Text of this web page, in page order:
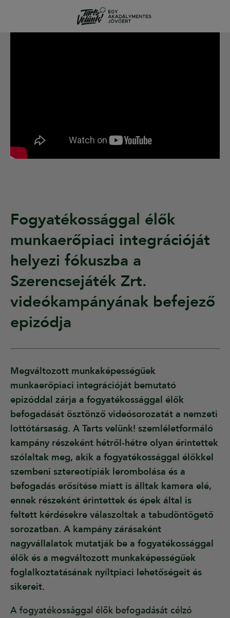
Fogyatékossággal élők
munkaerőpiaci integrációját
helyezi fókuszba a
Szerencsejáték Zrt.
videókampányának befejező
epizódja
Megváltozott munkaképességűek
munkaerőpiaci integrációját bemutató
epizóddal zárja a fogyatékossággal élők
befogadását ösztönző videósorozatát a nemzeti
lottótársaság. A Tarts velünk! szemléletformáló
kampány részeként hétről-hétre olyan érintettek
szólaltak meg, akik a fogyatékossággal élőkkel
szembeni sztereotípiák lerombolása és a
befogadás erősítése miatt is álltak kamera elé,
ennek részeként érintettek és épek által is
feltett kérdésekre válaszoltak a tabudöntögető
sorozatban. A kampány zárásaként
nagyvállalatok mutatják be a fogyatékossággal
élők és a megváltozott munkaképességűek
foglalkoztatásának nyíltpiaci lehetőségeit és
sikereit.
A fogyatékossággal élők befogadását célzó